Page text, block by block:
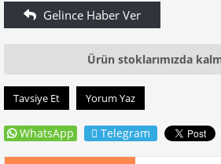
Ürün stoklarımızda
Tavsiye Et Yorum Yaz
WhatsApp Telegram